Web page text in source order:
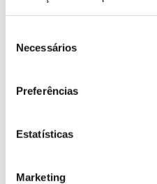
Necessários
Preferências
Estatísticas
Marketing